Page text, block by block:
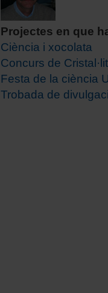
Projectes en que
Ciència i xocolata
Concurs de
Festa de la ciència
Trobada de